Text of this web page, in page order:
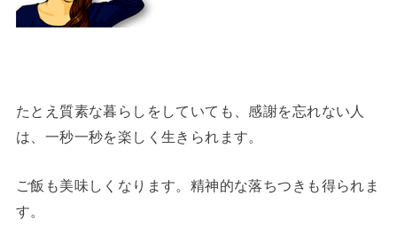
たとえ質素な暮らしをしていても、感謝を忘れない人
は、一秒一秒を楽しく生きられます。
ご飯も美味しくなります。精神的な落ちつきも得られま
す。